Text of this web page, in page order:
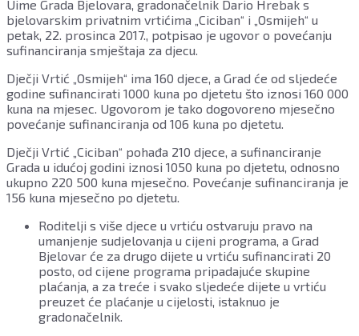
Uime Grada Bjelovara, gradonačelnik Dario Hrebak s
bjelovarskim privatnim vrtićima „Ciciban“ i „Osmijeh“ u
petak, 22. prosinca 2017., potpisao je ugovor o povećanju
sufinanciranja smještaja za djecu.
Dječji Vrtić „Osmijeh“ ima 160 djece, a Grad će od sljedeće
godine sufinancirati 1000 kuna po djetetu što iznosi 160 000
kuna na mjesec. Ugovorom je tako dogovoreno mjesečno
povećanje sufinanciranja od 106 kuna po djetetu.
Dječji Vrtić „Ciciban“ pohađa 210 djece, a sufinanciranje
Grada u idućoj godini iznosi 1050 kuna po djetetu, odnosno
ukupno 220 500 kuna mjesečno. Povećanje sufinanciranja je
156 kuna mjesečno po djetetu.
Roditelji s više djece u vrtiću ostvaruju pravo na
umanjenje sudjelovanja u cijeni programa, a Grad
Bjelovar će za drugo dijete u vrtiću sufinancirati 20
posto, od cijene programa pripadajuće skupine
plaćanja, a za treće i svako sljedeće dijete u vrtiću
preuzet će plaćanje u cijelosti, istaknuo je
gradonačelnik.